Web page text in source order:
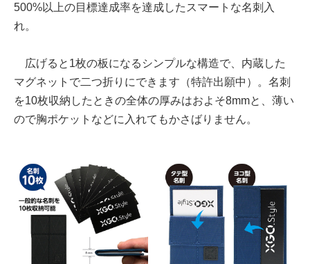
500%以上の目標達成率を達成したスマートな名刺入
れ。
広げると1枚の板になるシンプルな構造で、内蔵した
マグネットで二つ折りにできます（特許出願中）。名刺
を10枚収納したときの全体の厚みはおよそ8mmと、薄い
ので胸ポケットなどに入れてもかさばりません。